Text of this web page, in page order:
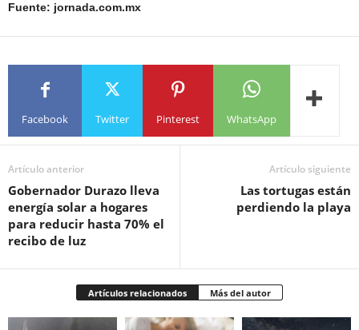
Fuente: jornada.com.mx
Facebook Twitter Pinterest WhatsApp
Artículo anterior
Gobernador Durazo lleva
energía solar a hogares
para reducir hasta 70% el
recibo de luz
Artículo siguiente
Las tortugas están
perdiendo la playa
Artículos relacionados Más del autor